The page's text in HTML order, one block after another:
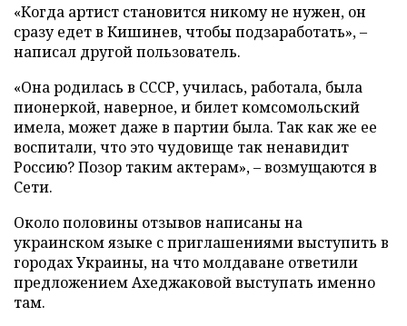
«Когда артист становится никому не нужен, он
сразу едет в Кишинев, чтобы подзаработать», –
написал другой пользователь.
«Она родилась в СССР, училась, работала, была
пионеркой, наверное, и билет комсомольский
имела, может даже в партии была. Так как же ее
воспитали, что это чудовище так ненавидит
Россию? Позор таким актерам», – возмущаются в
Сети.
Около половины отзывов написаны на
украинском языке с приглашениями выступить в
городах Украины, на что молдаване ответили
предложением Ахеджаковой выступать именно
там.